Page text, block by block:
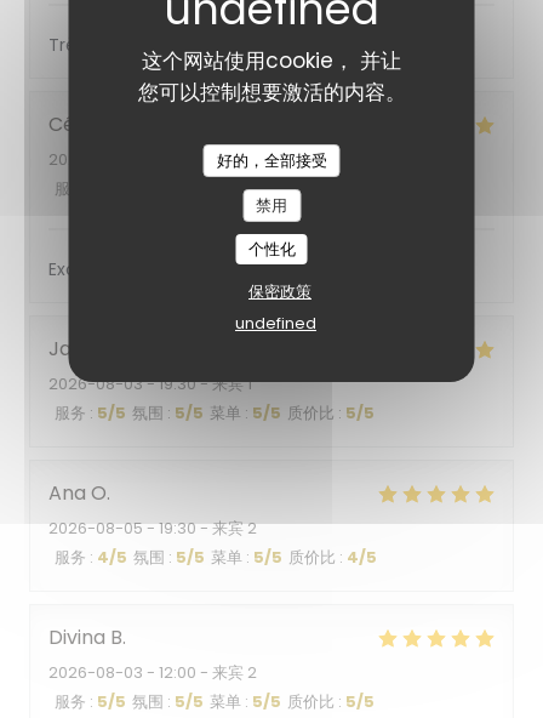
这个网站使用cookie， 并让
您可以控制想要激活的内容。
好的，全部接受
禁用
个性化
保密政策
undefined
Très bon accueil et service
Cécile
2026-08-06
- 12:30 - 来宾 2
服务
:5/5 质价比
Excellent
Jacqueline
2026-08-03- 19:30 - 来宾 1
服务 : 5/5 氛围 : 5/5 菜单 : 5/5 质价比 : 5/5
Ana O
2026-08-05- 19:30 - 来宾 2
服务 : 4/5 氛围 : 5/5 菜单 : 5/5 质价比 : 4/5
Divina B
2026-08-03 - 12:00 - 来宾 2
服务 : 5/5 氛围 : 5/5 菜单 : 5/5 质价比 : 5/5